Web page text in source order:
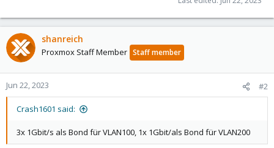
shanreich
Proxmox Staff Member Staff member
Jun 22, 2023 #2
Crash1601 said:
3x 1Gbit/s als Bond für VLAN100, 1x 1Gbit/als Bond für VLAN200